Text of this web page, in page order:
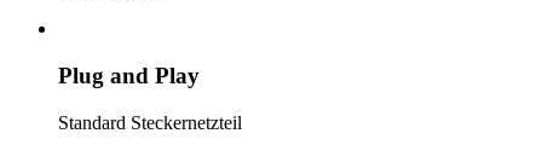
Plug and Play
Standard Steckernetzteil